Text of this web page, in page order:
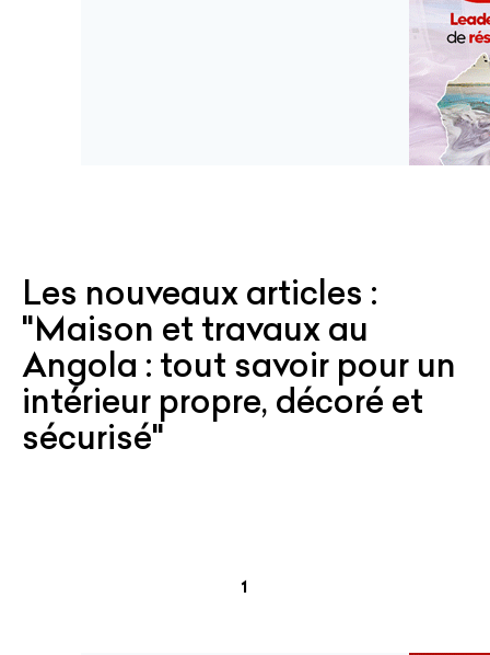
Les nouveaux articles :
"Maison et travaux au
Angola : tout savoir pour un
intérieur propre, décoré et
sécurisé"
1